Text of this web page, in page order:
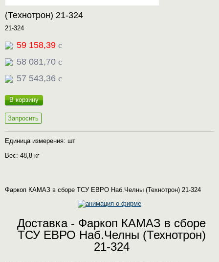
(Технотрон) 21-324
21-324
59 158,39 c
58 081,70 c
57 543,36 c
В корзину
Запросить
Единица измерения: шт
Вес: 48,8 кг
Фаркоп КАМАЗ в сборе ТСУ ЕВРО Наб.Челны (Технотрон) 21-324
Доставка - Фаркоп КАМАЗ в сборе
ТСУ ЕВРО Наб.Челны (Технотрон)
21-324